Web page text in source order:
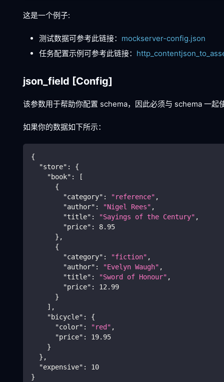
这是一个例子:
测试数据可参考此链接： mockserver-config.json
任务配置示例可参考此链接：
json_field [Config]
该参数用于帮助你配置 schema，因此必须与 schema 一起
如果你的数据如下所示：
{
"store" :
{
"book" :
[
{
"category" : "reference" ,
"author" : "Nigel Rees" ,
"title" : "Sayings of the Century" ,
"price" :
8.95
} ,
{
"category" : "fiction" ,
"author" : "Evelyn Waugh" ,
"title" : "Sword of Honour" ,
"price" :
12.99
}
] ,
"bicycle" :
{
"color" : "red" ,
"price" :
19.95
}
} ,
"expensive" :
10
}